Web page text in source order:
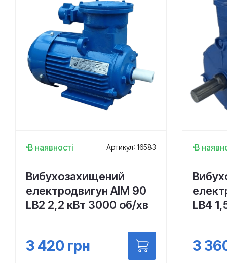
В наявності Артикул: 16583
Вибухозахищений
електродвигун АІМ 90
LВ2 2,2 кВт 3000 об/хв
3 420 грн
В
LВ4
3